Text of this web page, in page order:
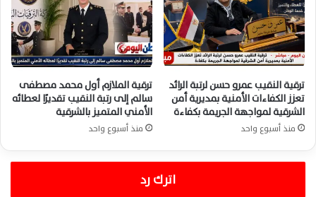
ترقية النقيب عمرو حسن لرتبة الرائد
تعزز الكفاءات الأمنية بمديرية أمن
الشرقية لمواجهة الجريمة بكفاءة
منذ أسبوع واحد
ترقية الملازم أول محمد مصطفى
سالم إلى رتبة النقيب تقديرًا لعطائه
الأمني المتميز بالشرقية
منذ أسبوع واحد
اترك رد